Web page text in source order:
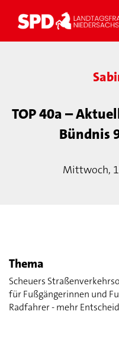
TOP 40a –
Bündnis
Mittwoch,
Thema
Scheuers
für Fußgängerinnen und
Radfahrer - mehr